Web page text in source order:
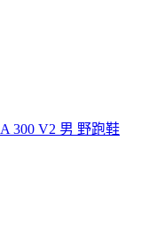
300 V2 男 野跑鞋